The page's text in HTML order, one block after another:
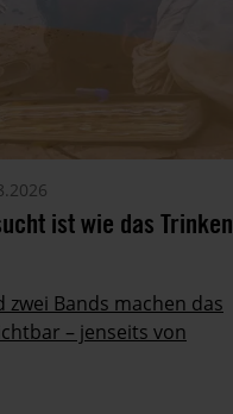
ist wie das Trinken
Bands machen das
– jenseits von